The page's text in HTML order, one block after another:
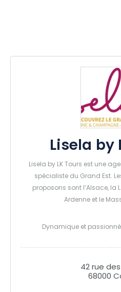
Lisela by
Lisela by LK Tours est une
spécialiste du Grand Est.
proposons sont l’Alsace,
Ardenne et le
Dynamique et
accompagnera dans la
projets pour les groupes
(duo, famille, amis). En plus
découverte », notre
42 rue
68000